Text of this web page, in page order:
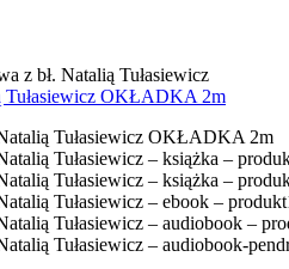
z bł. Natalią Tułasiewicz